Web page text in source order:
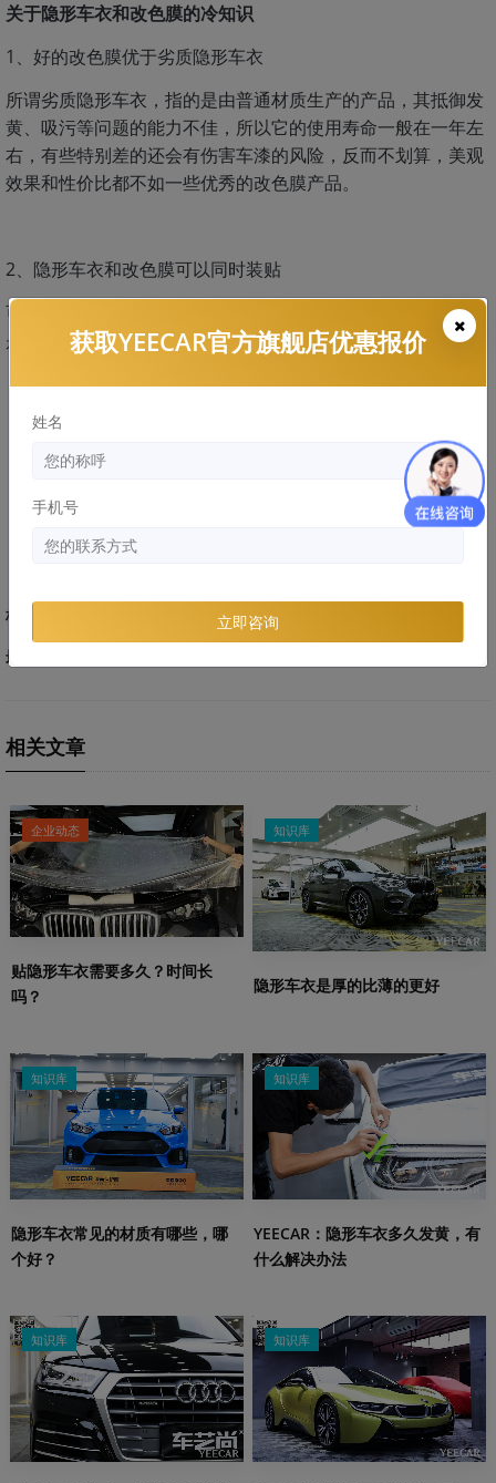
关于隐形车衣和改色膜的冷知识
1、好的改色膜优于劣质隐形车衣
所谓劣质隐形车衣，指的是由普通材质生产的产品，其抵御发
黄、吸污等问题的能力不佳，所以它的使用寿命一般在一年左
右，有些特别差的还会有伤害车漆的风险，反而不划算，美观
效果和性价比都不如一些优秀的改色膜产品。
2、隐形车衣和改色膜可以同时装贴
可以但不推荐！虽然兼具漆面保护和色彩丰富的双重优点，但
是总体的性价比不高，原因如下：
隐形车衣贴在最外面，等里面的改色膜使用寿命一到，
整体需要撕除；
而如果改色膜贴在最外面，隐形车衣的划痕自愈功能又
标签：
最后编辑时间:
相关文章
企业动态
贴隐形车衣需要多久？时间长
吗？
知识库
隐形车衣是厚的比薄的更好
知识库
隐形车衣常见的材质有哪些，哪
个好？
知识库
YEECAR：隐形车衣多久发黄，有
什么解决办法
知识库 知识库
获取YEECAR官方旗舰店优惠报价
姓名
手机号
立即咨询